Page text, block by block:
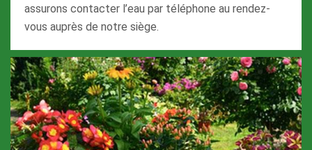
assurons contacter l’eau par téléphone au rendez-
vous auprès de notre siège.